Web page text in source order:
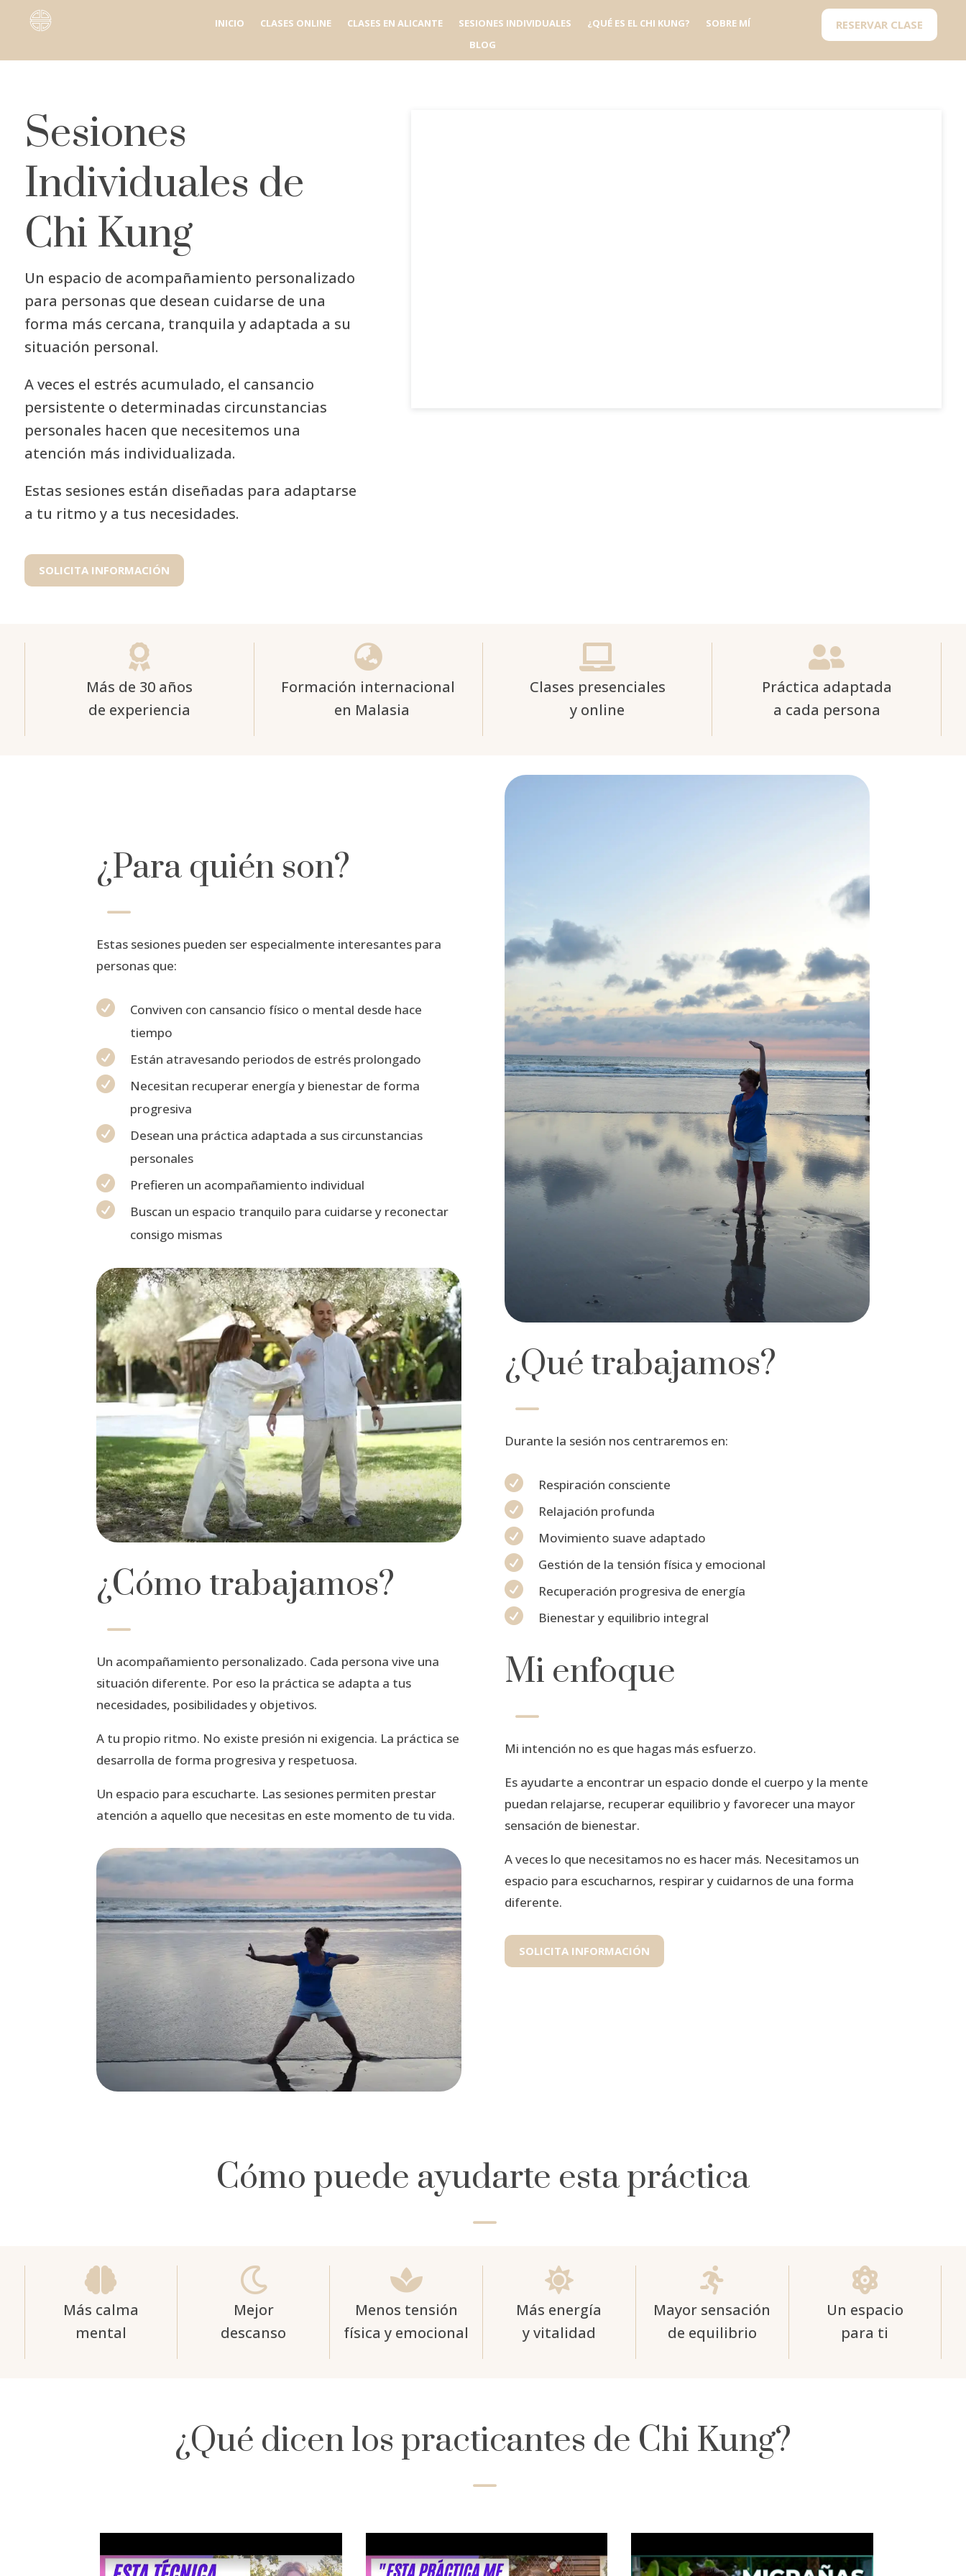
INICIO CLASES ONLINE CLASES EN ALICANTE SESIONES INDIVIDUALES ¿QUÉ ES EL CHI KUNG?
SOBRE MÍ
BLOG
RESERVAR CLASE
Sesiones
Individuales de
Chi Kung
Un espacio de acompañamiento personalizado
para personas que desean cuidarse de una
forma más cercana, tranquila y adaptada a su
situación personal.
A veces el estrés acumulado, el cansancio
persistente o determinadas circunstancias
personales hacen que necesitemos una
atención más individualizada.
Estas sesiones están diseñadas para adaptarse
a tu ritmo y a tus necesidades.
SOLICITA INFORMACIÓN

Más de 30 años
de experiencia

Formación internacional
en Malasia

Clases presenciales
y online

Práctica adaptada
a cada persona
¿Para quién son?
K
Estas sesiones pueden ser especialmente interesantes para
personas que:

Conviven con cansancio físico o mental desde hace
tiempo
 Están atravesando periodos de estrés prolongado

Necesitan recuperar energía y bienestar de forma
progresiva

Desean una práctica adaptada a sus circunstancias
personales
 Prefieren un acompañamiento individual

Buscan un espacio tranquilo para cuidarse y reconectar
consigo mismas
¿Cómo trabajamos?
K
Un acompañamiento personalizado. Cada persona vive una
situación diferente. Por eso la práctica se adapta a tus
necesidades, posibilidades y objetivos.
A tu propio ritmo. No existe presión ni exigencia. La práctica se
desarrolla de forma progresiva y respetuosa.
Un espacio para escucharte. Las sesiones permiten prestar
atención a aquello que necesitas en este momento de tu vida.
¿Qué trabajamos?
K
Durante la sesión nos centraremos en:
 Respiración consciente
 Relajación profunda
 Movimiento suave adaptado
 Gestión de la tensión física y emocional
 Recuperación progresiva de energía
 Bienestar y equilibrio integral
Mi enfoque
K
Mi intención no es que hagas más esfuerzo.
Es ayudarte a encontrar un espacio donde el cuerpo y la mente
puedan relajarse, recuperar equilibrio y favorecer una mayor
sensación de bienestar.
A veces lo que necesitamos no es hacer más. Necesitamos un
espacio para escucharnos, respirar y cuidarnos de una forma
diferente.
SOLICITA INFORMACIÓN
Cómo puede ayudarte esta práctica
K

Más calma
mental

Mejor
descanso

Menos tensión
física y emocional

Más energía
y vitalidad

Mayor sensación
de equilibrio

Un espacio
para ti
¿Qué dicen los practicantes de Chi Kung?
K